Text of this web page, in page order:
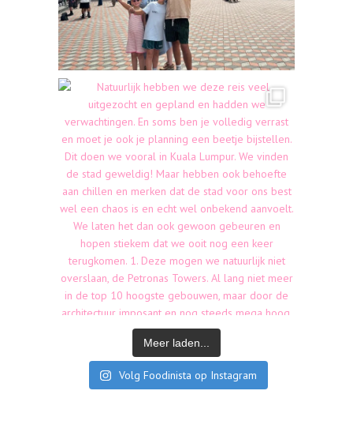
Meer laden...
Volg Foodinista op Instagram